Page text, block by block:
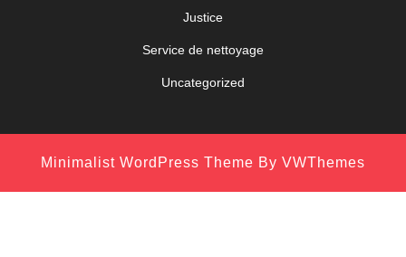
Justice
Service de nettoyage
Uncategorized
Minimalist WordPress Theme By VWThemes